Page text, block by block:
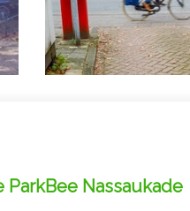
ParkBee Nassaukade